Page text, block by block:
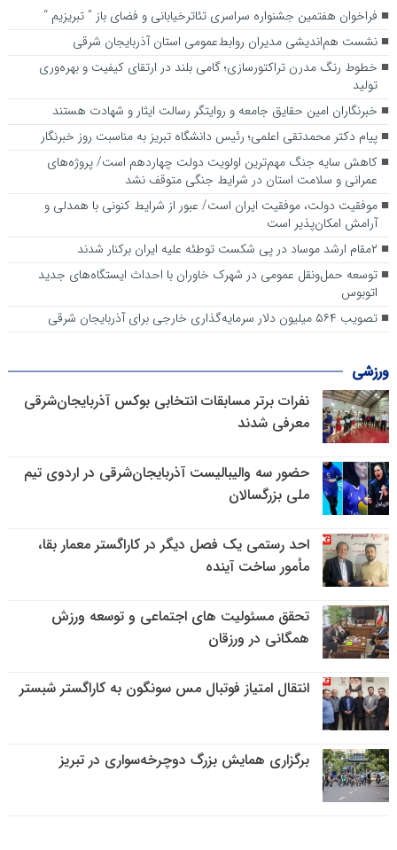
فراخوان هفتمین جشنواره سراسری تئاترخیابانی و فضای باز ” تبریزیم “
نشست هم‌اندیشی مدیران روابط‌عمومی استان آذربایجان شرقی
خطوط رنگ مدرن تراکتورسازی؛ گامی بلند در ارتقای کیفیت و بهره‌وری
تولید
خبرنگاران امین حقایق جامعه و روایتگر رسالت ایثار و شهادت هستند
پیام دکتر محمدتقی اعلمی؛ رئیس دانشگاه تبریز به مناسبت روز خبرنگار
کاهش سایه جنگ مهم‌ترین اولویت دولت چهاردهم است/ پروژه‌های
عمرانی و سلامت استان در شرایط جنگی متوقف نشد
موفقیت دولت، موفقیت ایران است/ عبور از شرایط کنونی با همدلی و
آرامش امکان‌پذیر است
۲مقام‌ ارشد موساد در پی شکست توطئه علیه ایران برکنار شدند
توسعه حمل‌ونقل عمومی در شهرک خاوران با احداث ایستگاه‌های جدید
اتوبوس
تصویب ۵۶۴ میلیون دلار سرمایه‌گذاری خارجی برای آذربایجان شرقی
ورزشی
نفرات برتر مسابقات انتخابی بوکس آذربایجان‌شرقی
معرفی شدند
حضور سه والیبالیست آذربایجان‌شرقی در اردوی تیم
ملی بزرگسالان
احد رستمی یک فصل دیگر در کاراگستر معمار بقا،
مأمور ساخت آینده
تحقق مسئولیت های اجتماعی و توسعه ورزش
همگانی در ورزقان
انتقال امتیاز فوتبال مس سونگون به کاراگستر شبستر
برگزاری همایش بزرگ دوچرخه‌سواری در تبریز